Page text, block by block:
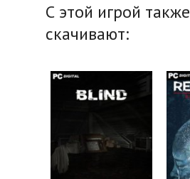
С этой игрой также
скачивают: